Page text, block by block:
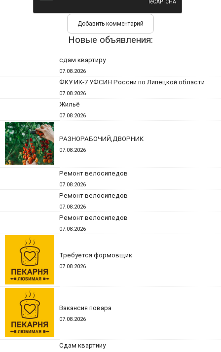
Новые объявления:
сдам квартиру
07.08.2026
ФКУ ИК-7 УФСИН России по Липецкой области
07.08.2026
Жильё
07.08.2026
РАЗНОРАБОЧИЙ,ДВОРНИК
07.08.2026
Ремонт велосипедов
07.08.2026
Ремонт велосипедов
07.08.2026
Ремонт велосипедов
07.08.2026
Требуется формовщик
07.08.2026
Вакансия повара
07.08.2026
Сдам квартииу